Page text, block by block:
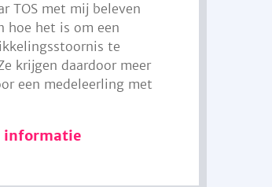
TOS met mij beleven
hoe het is om een
te
krijgen daardoor meer
een medeleerling met
informatie